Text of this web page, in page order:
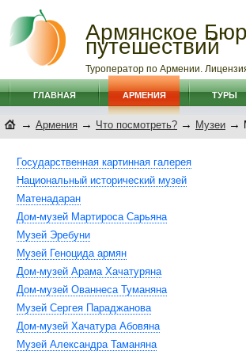
Армянское
путешествий
Туроператор по Армении.
ГЛАВНАЯ АРМЕНИЯ ТУРЫ
→ Армения → Что посмотреть? → Музеи →
Государственная картинная галерея
Национальный исторический музей
Матенадаран
Дом-музей Мартироса Сарьяна
Музей Эребуни
Музей Геноцида армян
Дом-музей Арама Хачатуряна
Дом-музей Ованнеса Туманяна
Музей Сергея Параджанова
Дом-музей Хачатура Абовяна
Музей Александра Таманяна